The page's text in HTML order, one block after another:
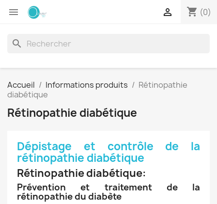
 shopping_cart (0)

search
Accueil Informations produits
Rétinopathie
diabétique
Rétinopathie diabétique
Dépistage et contrôle de la
rétinopathie diabétique
Rétinopathie diabétique:
Prévention et traitement de la
rétinopathie du diabète